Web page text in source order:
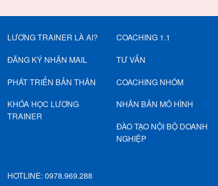
LƯƠNG TRAINER LÀ AI?
ĐĂNG KÝ NHẬN MAIL
PHÁT TRIỂN BẢN THÂN
KHÓA HỌC LƯƠNG
TRAINER
COACHING 1.1
TƯ VẤN
COACHING NHÓM
NHÂN BẢN MÔ HÌNH
ĐÀO TẠO NỘI BỘ DOANH
NGHIỆP
HOTLINE: 0978.969.288